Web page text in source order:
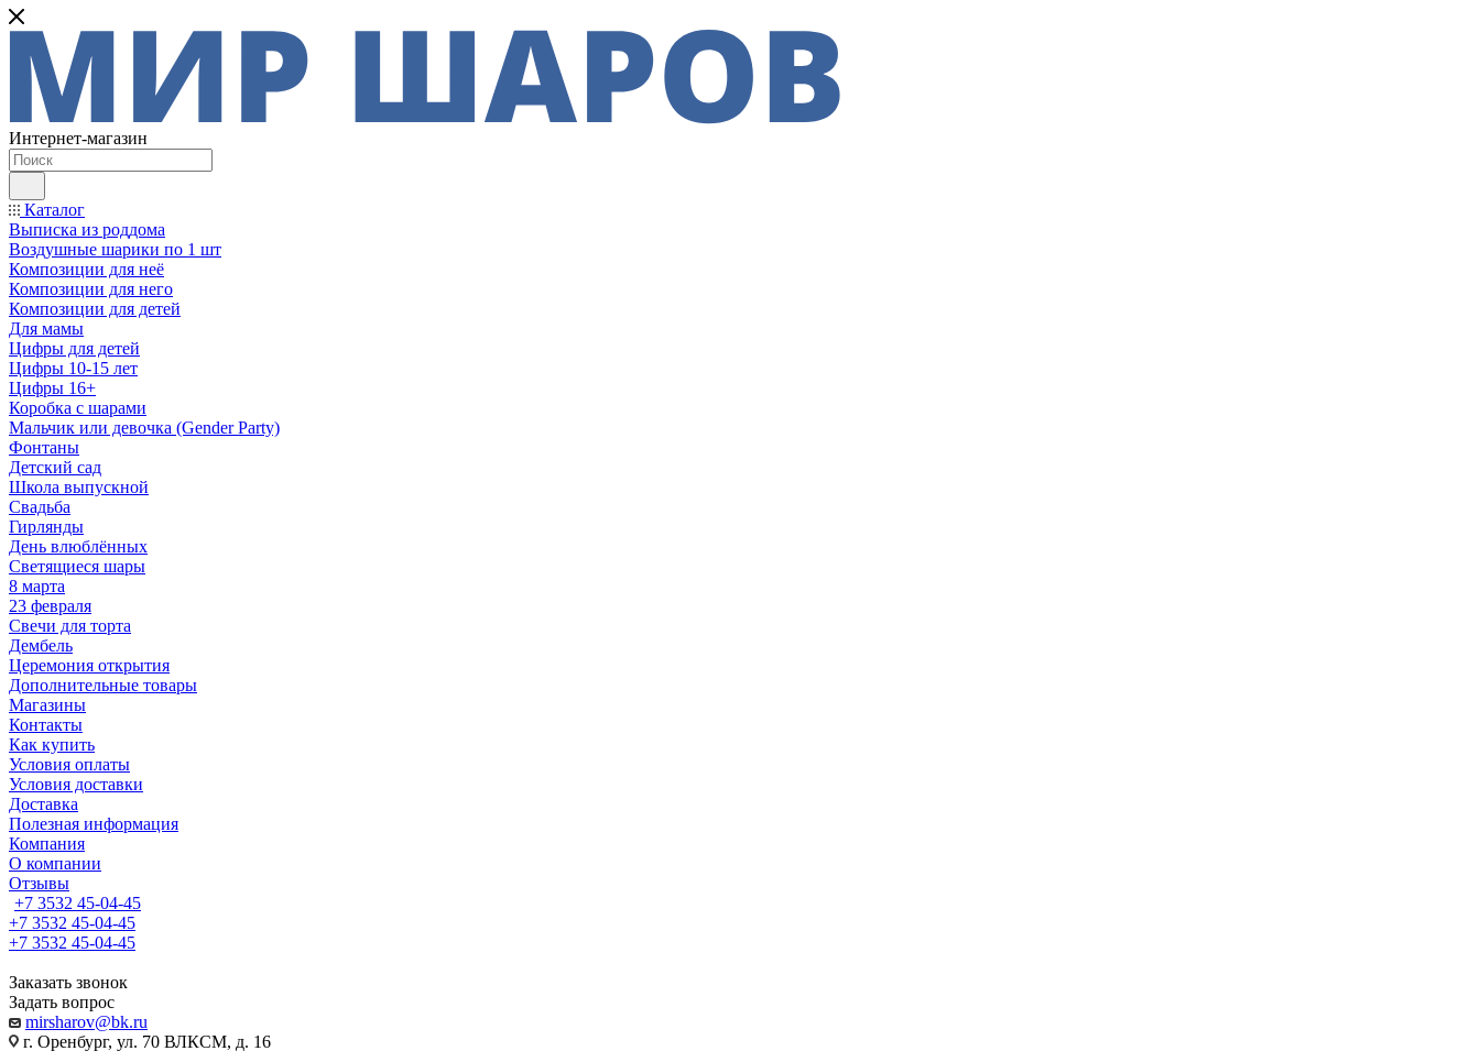
Интернет-магазин
Каталог
Выписка из роддома
Воздушные шарики по 1 шт
Композиции для неё
Композиции для него
Композиции для детей
Для мамы
Цифры для детей
Цифры 10-15 лет
Цифры 16+
Коробка с шарами
Мальчик или девочка (Gender Party)
Фонтаны
Детский сад
Школа выпускной
Свадьба
Гирлянды
День влюблённых
Светящиеся шары
8 марта
23 февраля
Свечи для торта
Дембель
Церемония открытия
Дополнительные товары
Магазины
Контакты
Как купить
Условия оплаты
Условия доставки
Доставка
Полезная информация
Компания
О компании
Отзывы
+7 3532 45-04-45
+7 3532 45-04-45
+7 3532 45-04-45
Заказать звонок
Задать вопрос
mirsharov@bk.ru
г. Оренбург, ул. 70 ВЛКСМ, д. 16